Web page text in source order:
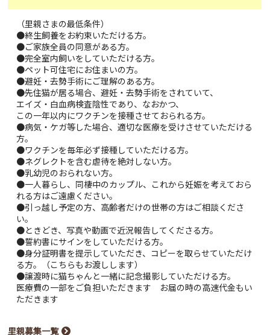
（里親さまの最低条件）
●終生飼養をお約束いただける方。
●ご家族全員の同意がある方。
●完全室内飼いをしていただける方。
●ペット可住宅にお住まいの方。
●避妊・去勢手術にご理解のある方。
●先住猫が居る場合、避妊・去勢手術をされていて、
エイズ・白血病検査陰性であり、なおかつ、
この一年以内にワクチンを接種させておられる方。
●病気・ケガ等した場合、適切な医療を受けさせていただける
方。
●ワクチンを毎年必ず接種していただける方。
●ネグレクトを含む虐待を絶対しない方。
●乳幼児のおられない方。
●一人暮らし、同棲中のカップル、これから妊娠を考えておら
れる方はご遠慮ください。
●引っ越し予定の方、高齢者だけの世帯の方はご相談くださ
い。
●ときどき、写真や動画で近況報告してくださる方。
●誓約書にサインをしていただける方。
●身分証明書を提示していただき、コピーを取らせていただけ
る方。（こちらもお渡しします）
●譲渡時に猫ちゃんと一緒に記念撮影していただける方。
医療費の一部をご負担いただきます お届の時の高速代金もい
ただきます
里親募集一覧